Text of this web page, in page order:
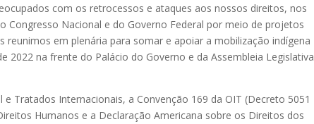
com os retrocessos e ataques aos nossos direitos, nos
Congresso Nacional e do Governo Federal por meio de projetos
em plenária para somar e apoiar a mobilização indígena
2022 na frente do Palácio do Governo e da Assembleia Legislativa
Tratados Internacionais, a Convenção 169 da OIT (Decreto 5051
Humanos e a Declaração Americana sobre os Direitos dos